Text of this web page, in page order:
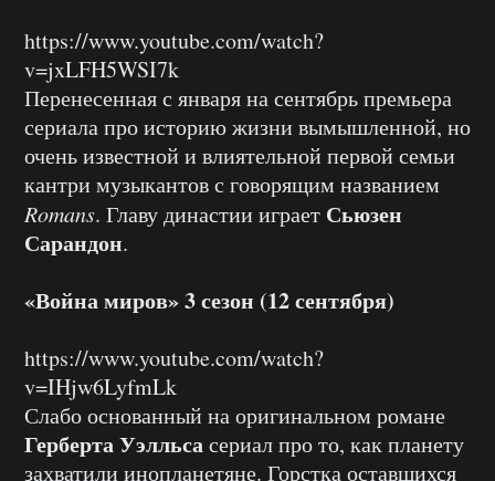
https://www.youtube.com/watch?
v=jxLFH5WSI7k
Перенесенная с января на сентябрь премьера
сериала про историю жизни вымышленной, но
очень известной и влиятельной первой семьи
кантри музыкантов с говорящим названием
Romans. Главу династии играет Сьюзен
Сарандон.
«Война миров» 3 сезон (12 сентября)
https://www.youtube.com/watch?
v=IHjw6LyfmLk
Слабо основанный на оригинальном романе
Герберта Уэлльсасериал про то, как планету
захватили инопланетяне. Горстка оставшихся